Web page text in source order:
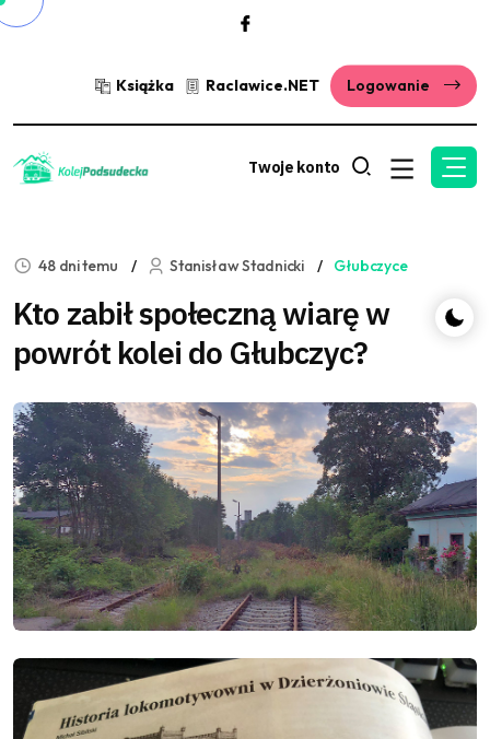
Książka Raclawice.NET Logowanie
Twoje konto
48 dni temu Stanisław Stadnicki Głubczyce
Kto zabił społeczną wiarę w
powrót kolei do Głubczyc?